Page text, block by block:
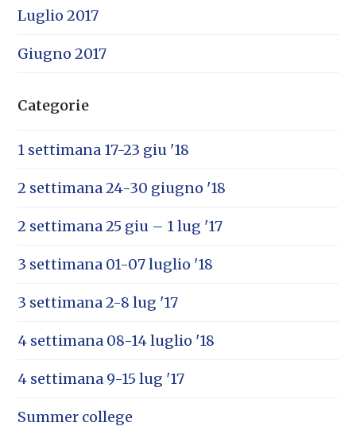
Luglio 2017
Giugno 2017
Categorie
1 settimana 17-23 giu '18
2 settimana 24-30 giugno '18
2 settimana 25 giu – 1 lug '17
3 settimana 01-07 luglio '18
3 settimana 2-8 lug '17
4 settimana 08-14 luglio '18
4 settimana 9-15 lug '17
Summer college